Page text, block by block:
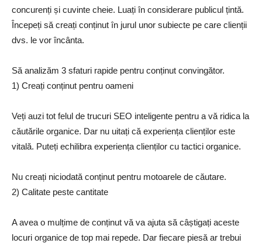
concurenți și cuvinte cheie. Luați în considerare publicul țintă.
Începeți să creați conținut în jurul unor subiecte pe care clienții
dvs. le vor încânta.
Să analizăm 3 sfaturi rapide pentru conținut convingător.
1) Creați conținut pentru oameni
Veți auzi tot felul de trucuri SEO inteligente pentru a vă ridica la
căutările organice. Dar nu uitați că experiența clienților este
vitală. Puteți echilibra experiența clienților cu tactici organice.
Nu creați niciodată conținut pentru motoarele de căutare.
2) Calitate peste cantitate
A avea o mulțime de conținut vă va ajuta să câștigați aceste
locuri organice de top mai repede. Dar fiecare piesă ar trebui